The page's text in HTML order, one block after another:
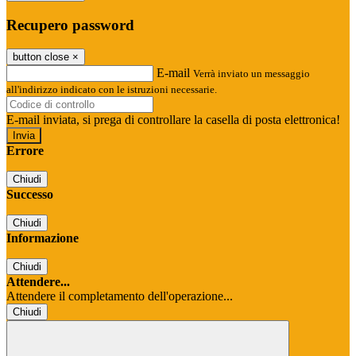
Recupero password
button close ×
E-mail Verrà inviato un messaggio
all'indirizzo indicato con le istruzioni necessarie.
E-mail inviata, si prega di controllare la casella di posta elettronica!
Errore
Chiudi
Successo
Chiudi
Informazione
Chiudi
Attendere...
Attendere il completamento dell'operazione...
Chiudi